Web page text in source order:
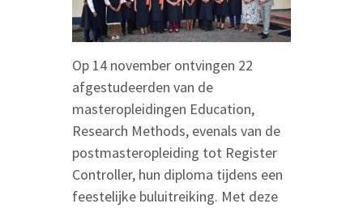
Op 14 november ontvingen 22
afgestudeerden van de
masteropleidingen Education,
Research Methods, evenals van de
postmasteropleiding tot Register
Controller, hun diploma tijdens een
feestelijke buluitreiking. Met deze